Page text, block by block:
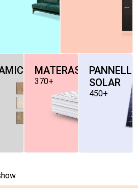
MATERASSI
370+
PANNELLI-
SOLAR
450+